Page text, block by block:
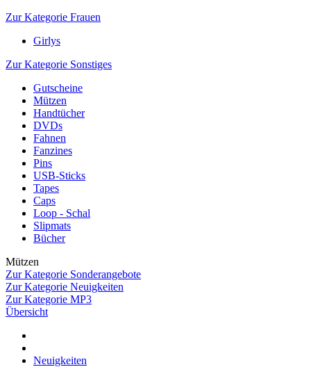
Zur Kategorie Frauen
Girlys
Zur Kategorie Sonstiges
Gutscheine
Mützen
Handtücher
DVDs
Fahnen
Fanzines
Pins
USB-Sticks
Tapes
Caps
Loop - Schal
Slipmats
Bücher
Mützen
Zur Kategorie Sonderangebote
Zur Kategorie Neuigkeiten
Zur Kategorie MP3
Übersicht
Neuigkeiten